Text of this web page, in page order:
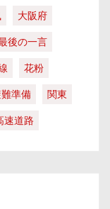
大阪府
後の一言
花粉
準備
関東
速道路